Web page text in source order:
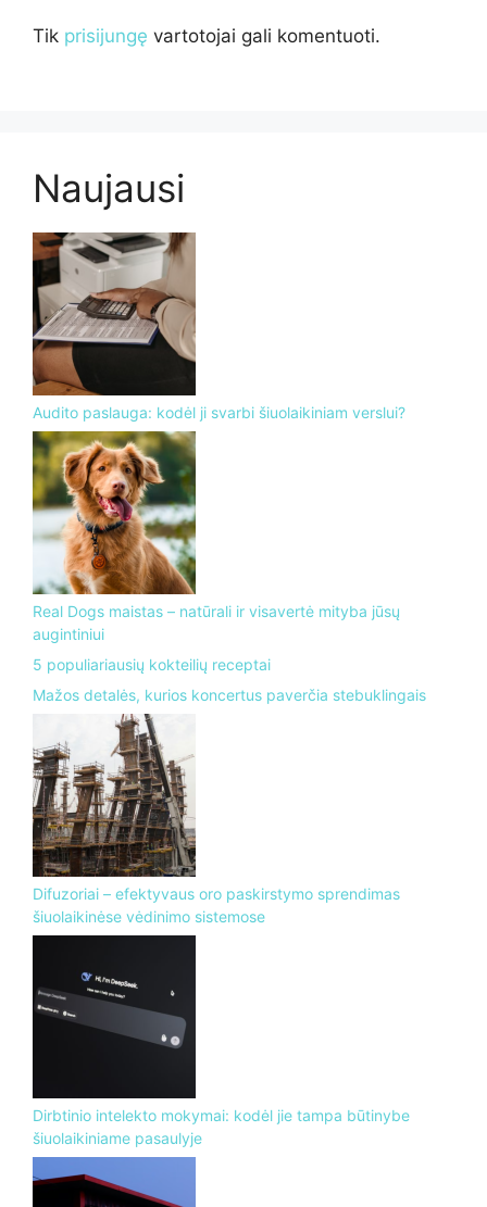
Tik prisijungę vartotojai gali komentuoti.
Naujausi
Audito paslauga: kodėl ji svarbi šiuolaikiniam verslui?
Real Dogs maistas – natūrali ir visavertė mityba jūsų
augintiniui
5 populiariausių kokteilių receptai
Mažos detalės, kurios koncertus paverčia stebuklingais
Difuzoriai – efektyvaus oro paskirstymo sprendimas
šiuolaikinėse vėdinimo sistemose
Dirbtinio intelekto mokymai: kodėl jie tampa būtinybe
šiuolaikiniame pasaulyje